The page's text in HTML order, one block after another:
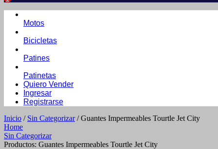
Motos
Bicicletas
Patines
Patinetas
Quiero Vender
Ingresar
Registrarse
Inicio / Sin Categorizar/ Guantes Impermeables Tourtle Jet City
Home
Sin Categorizar
Productos: Guantes Impermeables Tourtle Jet City